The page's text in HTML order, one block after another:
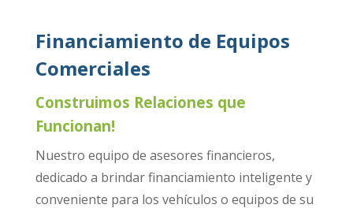
Financiamiento de Equipos
Comerciales
Construimos Relaciones que
Funcionan!
Nuestro equipo de asesores financieros,
dedicado a brindar financiamiento inteligente y
conveniente para los vehículos o equipos de su